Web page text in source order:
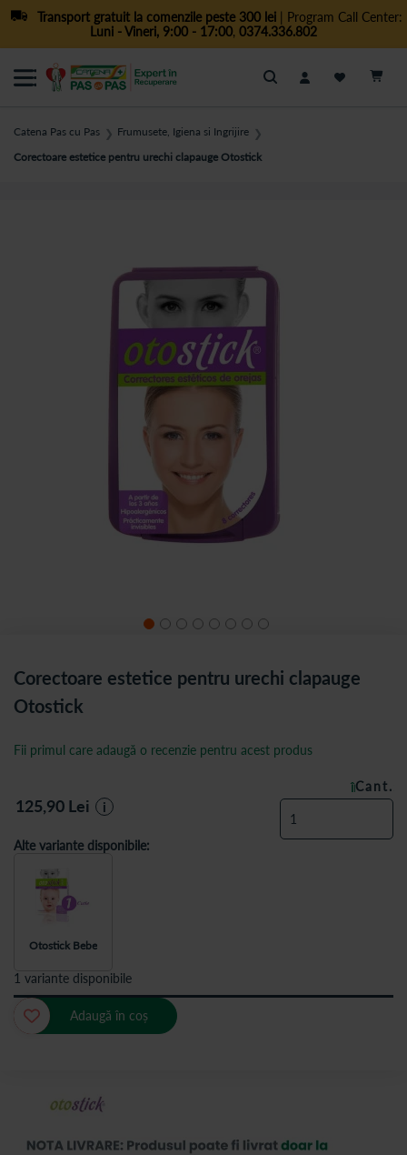
Transport gratuit la comenzile peste 300 lei| Program Call Center:
Luni - Vineri, 9:00 - 17:00, 0374.336.802
Cautare
Catena Pas cu Pas ❯ Frumusete, Igiena si Ingrijire ❯
Corectoare estetice pentru urechi clapauge Otostick
Corectoare estetice pentru urechi clapauge
Otostick
ÎN STOC
Fii primul care adaugă o recenzie pentru acest produs
125,90 Lei i
Cant.
Alte variante disponibile:
Otostick Bebe
1 variante disponibile
Adaugă în coș